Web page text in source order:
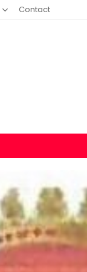
Contact